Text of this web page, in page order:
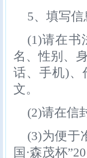
5、填写信
(1)请在书
名、性别、
话、手机)、
文。
(2)请在信
(3)为便于
国·森茂杯